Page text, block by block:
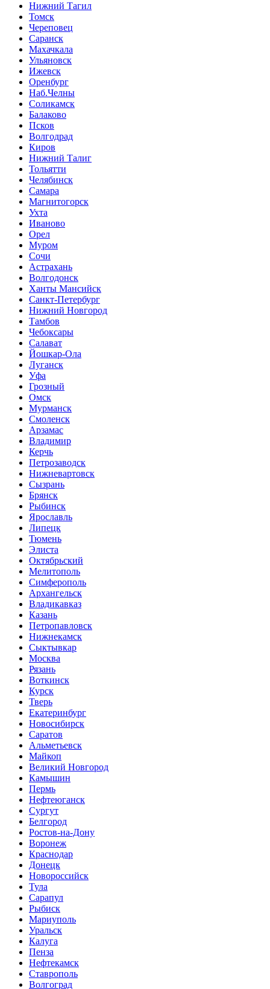
Нижний Тагил
Томск
Череповец
Саранск
Махачкала
Ульяновск
Ижевск
Оренбург
Наб.Челны
Соликамск
Балаково
Псков
Волгодрад
Киров
Нижний Талиг
Тольятти
Челябинск
Самара
Магнитогорск
Ухта
Иваново
Орел
Муром
Сочи
Астрахань
Волгодонск
Ханты Мансийск
Санкт-Петербург
Нижний Новгород
Тамбов
Чебоксары
Салават
Йошкар-Ола
Луганск
Уфа
Грозный
Омск
Мурманск
Смоленск
Арзамас
Владимир
Керчь
Петрозаводск
Нижневартовск
Сызрань
Брянск
Рыбинск
Ярославль
Липецк
Тюмень
Элиста
Октябрьский
Мелитополь
Симферополь
Архангельск
Владикавказ
Казань
Петропавловск
Нижнекамск
Сыктывкар
Москва
Рязань
Воткинск
Курск
Тверь
Екатеринбург
Новосибирск
Саратов
Альметьевск
Майкоп
Великий Новгород
Камышин
Пермь
Нефтеюганск
Сургут
Белгород
Ростов-на-Дону
Воронеж
Краснодар
Донецк
Новороссийск
Тула
Сарапул
Рыбиск
Мариуполь
Уральск
Калуга
Пенза
Нефтекамск
Ставрополь
Волгоград